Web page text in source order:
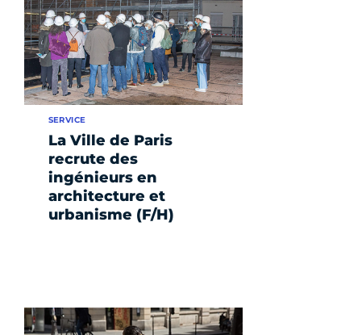
La Ville de Paris
recrute des
ingénieurs en
architecture et
urbanisme (F/H)
SERVICE